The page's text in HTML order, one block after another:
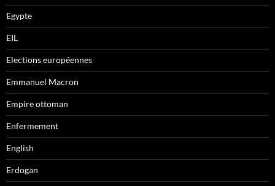
Egypte
EIL
Elections européennes
Emmanuel Macron
Empire ottoman
Enfermement
English
Erdogan